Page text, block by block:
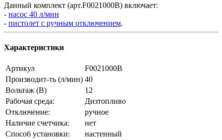
Данный комплект (арт.F0021000B) включает:
- насос 40 л/мин
- пистолет с ручным отключением.
Характеристики
Артикул
F0021000B
Производит-ть (л/мин) 40
Вольтаж (В)
12
Рабочая среда:
Дизтопливо
Отключение:
ручное
Наличие счетчика:
нет
Способ установки:
настенный